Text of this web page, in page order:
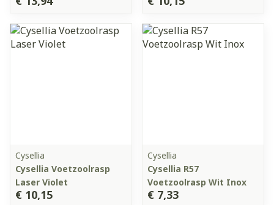
Cysellia
Cysellia Voetzoolrasp
Laser Violet
€ 10,15
Cysellia
Cysellia R57
Voetzoolrasp Wit Inox
€ 7,33